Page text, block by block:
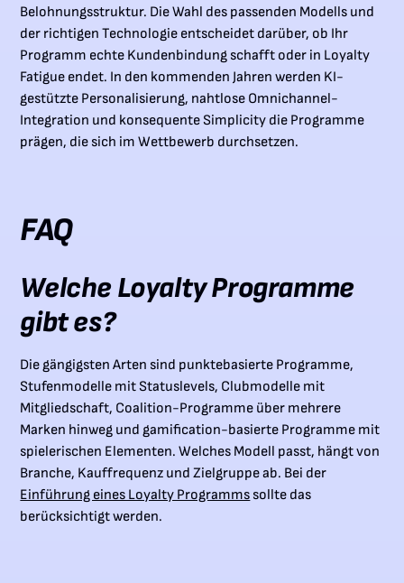
Belohnungsstruktur. Die Wahl des passenden Modells und
der richtigen Technologie entscheidet darüber, ob Ihr
Programm echte Kundenbindung schafft oder in Loyalty
Fatigue endet. In den kommenden Jahren werden KI-
gestützte Personalisierung, nahtlose Omnichannel-
Integration und konsequente Simplicity die Programme
prägen, die sich im Wettbewerb durchsetzen.
FAQ
Welche Loyalty Programme
gibt es?
Die gängigsten Arten sind punktebasierte Programme,
Stufenmodelle mit Statuslevels, Clubmodelle mit
Mitgliedschaft, Coalition-Programme über mehrere
Marken hinweg und gamification-basierte Programme mit
spielerischen Elementen. Welches Modell passt, hängt von
Branche, Kauffrequenz und Zielgruppe ab. Bei der
Einführung eines Loyalty Programms sollte das
berücksichtigt werden.